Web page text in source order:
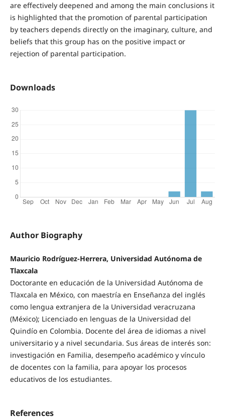
are effectively deepened and among the main conclusions it
is highlighted that the promotion of parental participation
by teachers depends directly on the imaginary, culture, and
beliefs that this group has on the positive impact or
rejection of parental participation.
Downloads
Author Biography
Mauricio Rodríguez-Herrera, Universidad Autónoma de
Tlaxcala
Doctorante en educación de la Universidad Autónoma de
Tlaxcala en México, con maestría en Enseñanza del inglés
como lengua extranjera de la Universidad veracruzana
(México); Licenciado en lenguas de la Universidad del
Quindío en Colombia. Docente del área de idiomas a nivel
universitario y a nivel secundaria. Sus áreas de interés son:
investigación en Familia, desempeño académico y vínculo
de docentes con la familia, para apoyar los procesos
educativos de los estudiantes.
References